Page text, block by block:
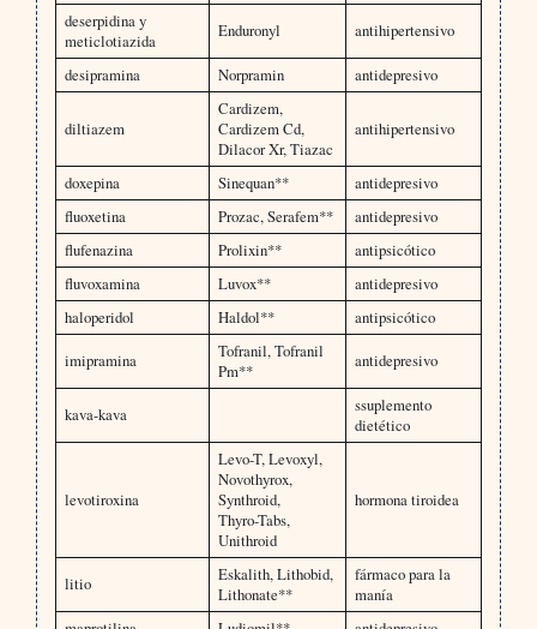
deserpidina y
meticlotiazida
Enduronyl antihipertensivo
desipramina Norpramin antidepresivo
diltiazem
Cardizem,
Cardizem Cd,
Dilacor Xr, Tiazac
antihipertensivo
doxepina Sinequan**
antidepresivo
fluoxetina
Prozac, Serafem**
antidepresivo
flufenazina
Prolixin**
antipsicótico
fluvoxamina
Luvox**
antidepresivo
haloperidol
Haldol**
antipsicótico
imipramina
Tofranil, Tofranil
Pm**
antidepresivo
kava-kava
ssuplemento
dietético
levotiroxina
Levo-T, Levoxyl,
Novothyrox,
Synthroid,
Thyro-Tabs,
Unithroid
hormona tiroidea
litio
Eskalith, Lithobid,
Lithonate**
fármaco para la
manía